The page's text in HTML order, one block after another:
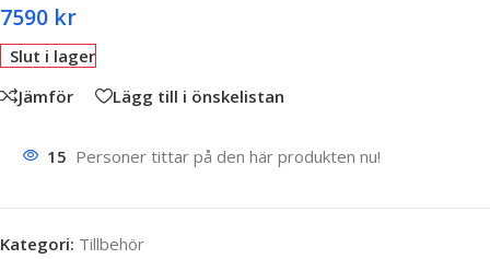
7590 kr
Slut i lager
Jämför
Lägg till i önskelistan
15 Personer tittar på den här produkten nu!
Kategori: Tillbehör